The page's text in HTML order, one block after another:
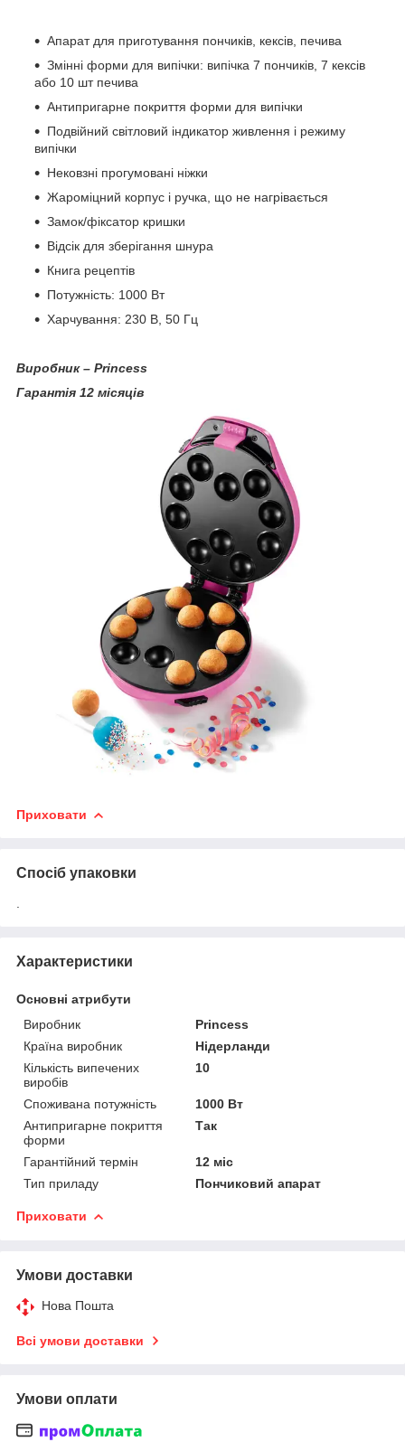
Апарат для приготування пончиків, кексів, печива
Змінні форми для випічки: випічка 7 пончиків, 7 кексів
або 10 шт печива
Антипригарне покриття форми для випічки
Подвійний світловий індикатор живлення і режиму
випічки
Нековзні прогумовані ніжки
Жароміцний корпус і ручка, що не нагрівається
Замок/фіксатор кришки
Відсік для зберігання шнура
Книга рецептів
Потужність: 1000 Вт
Харчування: 230 В, 50 Гц
Виробник – Princess
Гарантія 12 місяців
Приховати
Спосіб упаковки
Характеристики
Основні атрибути
Виробник
Princess
Країна виробник
Нідерланди
Кількість випечених
виробів
10
Споживана потужність
1000 Вт
Антипригарне покриття
форми
Так
Гарантійний термін
12 міс
Тип приладу
Пончиковий апарат
Приховати
Умови доставки
Нова Пошта
Всі умови доставки
Умови оплати